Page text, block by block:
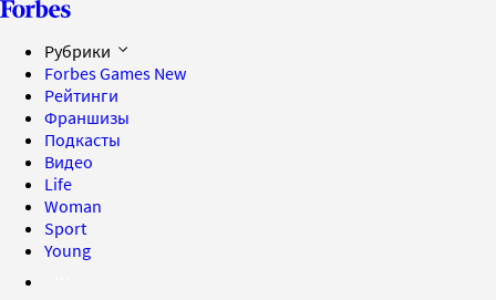
Рубрики
Forbes Games New
Рейтинги
Франшизы
Подкасты
Видео
Life
Woman
Sport
Young